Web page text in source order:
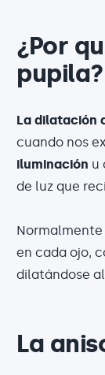
¿Por
pupila?
La dilatación
cuando nos
iluminación u
de luz que
en cada ojo,
dilatándose
La